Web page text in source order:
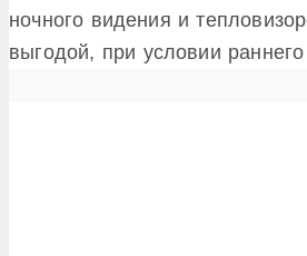
ночного видения и
выгодой, при условии